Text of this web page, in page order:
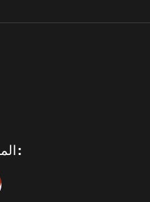
المشاركة الاجتماعية :